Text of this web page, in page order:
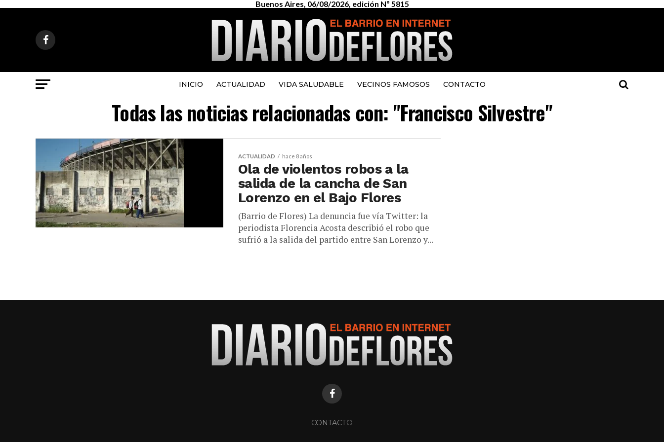
Buenos Aires, 06/08/2026, edición Nº 5815
INICIO ACTUALIDAD VIDA SALUDABLE VECINOS FAMOSOS CONTACTO
Todas las noticias relacionadas con: "Francisco Silvestre"
ACTUALIDAD hace 8 años
Ola de violentos robos a la
salida de la cancha de San
Lorenzo en el Bajo Flores
(Barrio de Flores) La denuncia fue vía Twitter: la
periodista Florencia Acosta describió el robo que
sufrió a la salida del partido entre San Lorenzo y...
CONTACTO